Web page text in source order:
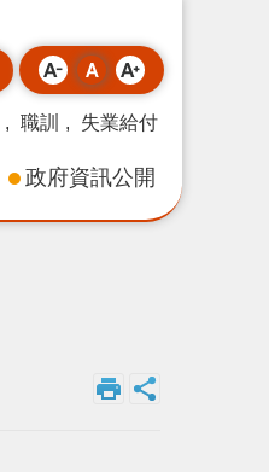
職訓 失業給付
政府資訊公開